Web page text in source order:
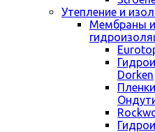
Утепление и
Мембраны и
Dorken